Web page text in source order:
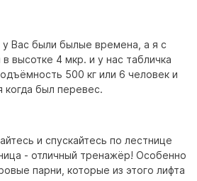
у Вас были былые времена, а я с
высотке 4 мкр. и у нас табличка
500 кг или 6 человек и
когда был перевес.
и спускайтесь по лестнице
- отличный тренажёр! Особенно
парни, которые из этого лифта